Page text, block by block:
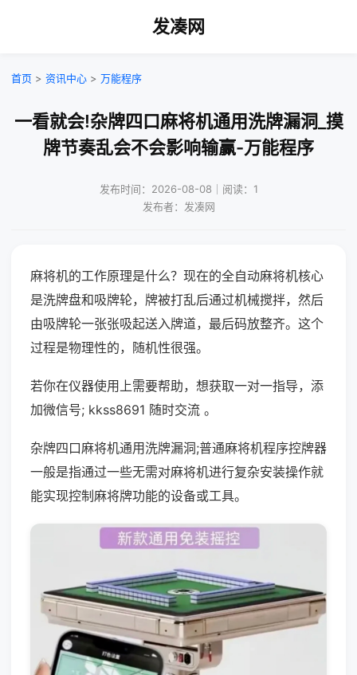
发凑网
首页 > 资讯中心 > 万能程序
一看就会!杂牌四口麻将机通用洗牌漏洞_摸
牌节奏乱会不会影响输赢-万能程序
发布时间：2026-08-08｜阅读：1
发布者：发凑网
麻将机的工作原理是什么？现在的全自动麻将机核心
是洗牌盘和吸牌轮，牌被打乱后通过机械搅拌，然后
由吸牌轮一张张吸起送入牌道，最后码放整齐。这个
过程是物理性的，随机性很强。
若你在仪器使用上需要帮助，想获取一对一指导，添
加微信号; kkss8691 随时交流 。
杂牌四口麻将机通用洗牌漏洞;普通麻将机程序控牌器
一般是指通过一些无需对麻将机进行复杂安装操作就
能实现控制麻将牌功能的设备或工具。